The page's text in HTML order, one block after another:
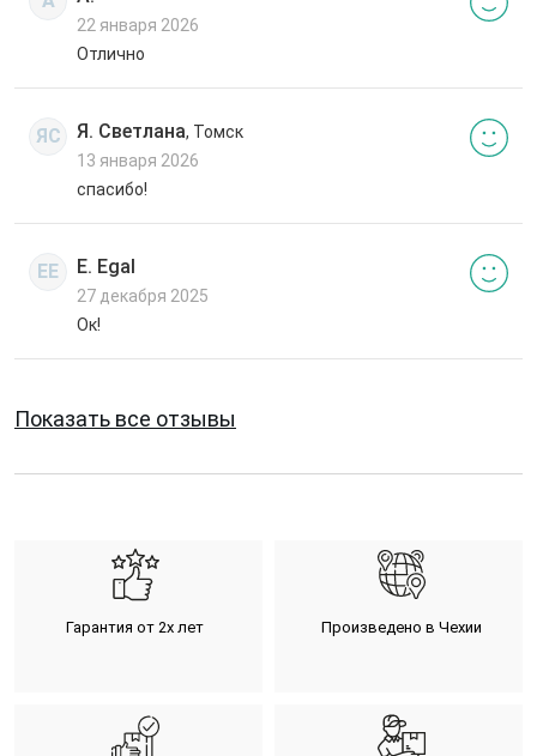
22 января 2026
Отлично
ЯС Я. Светлана, Томск
13 января 2026
спасибо!
EE E. Egal
27 декабря 2025
Ок!
Показать все отзывы
Гарантия от 2х лет Произведено в Чехии